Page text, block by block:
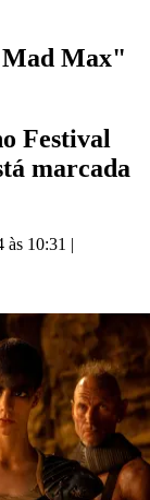
Mad Max"
Festival
marcada
às 10:31 |